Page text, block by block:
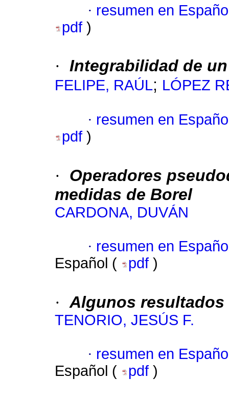
· resumen en
pdf )
· Integrabilidad de
FELIPE, RAÚL; LÓPEZ
· resumen en
pdf )
·
Operadores
medidas de Borel
CARDONA, DUVÁN
· resumen en
Español (
pdf )
· Algunos
TENORIO, JESÚS F.
· resumen en
Español (
pdf )